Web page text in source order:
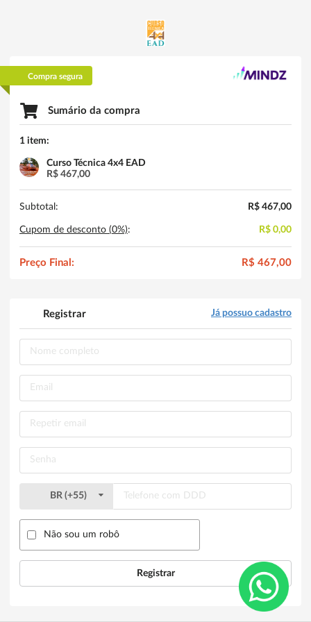
Registrar Já possuo cadastro
BR (+55)
Não sou um robô
Registrar
Compra segura
Sumário da compra
1 item:
Curso Técnica 4x4 EAD
R$ 467,00
Subtotal: R$ 467,00
Cupom de desconto (0%): R$ 0,00
Preço Final: R$ 467,00